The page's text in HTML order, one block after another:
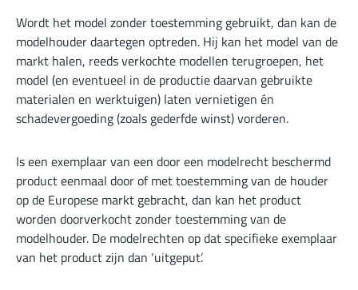
Wordt het model zonder toestemming gebruikt, dan kan de
modelhouder daartegen optreden. Hij kan het model van de
markt halen, reeds verkochte modellen terugroepen, het
model (en eventueel in de productie daarvan gebruikte
materialen en werktuigen) laten vernietigen én
schadevergoeding (zoals gederfde winst) vorderen.
Is een exemplaar van een door een modelrecht beschermd
product eenmaal door of met toestemming van de houder
op de Europese markt gebracht, dan kan het product
worden doorverkocht zonder toestemming van de
modelhouder. De modelrechten op dat specifieke exemplaar
van het product zijn dan ‘uitgeput’.